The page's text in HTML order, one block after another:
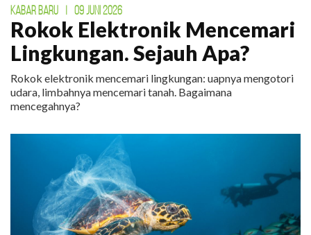
KABAR BARU 09 JUNI 2026
Rokok Elektronik Mencemari
Lingkungan. Sejauh Apa?
Rokok elektronik mencemari lingkungan: uapnya mengotori
udara, limbahnya mencemari tanah. Bagaimana
mencegahnya?